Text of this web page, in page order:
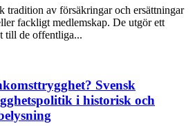
tradition av försäkringar och ersättningar
fackligt medlemskap. De utgör ett
till de offentliga...
Svensk
i historisk och